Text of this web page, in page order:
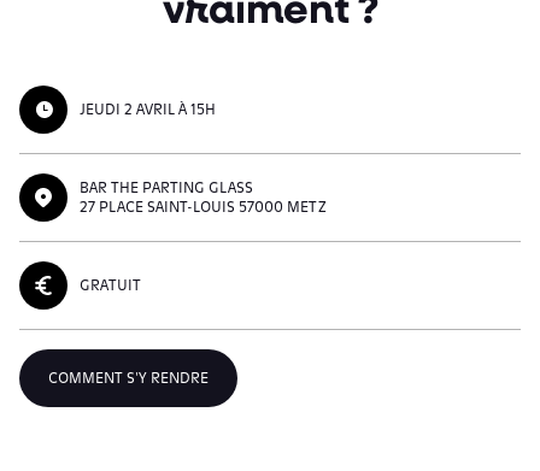
JEUDI 2 AVRIL À 15H
BAR THE PARTING GLASS
27 PLACE SAINT-LOUIS 57000 METZ
GRATUIT
COMMENT S'Y RENDRE